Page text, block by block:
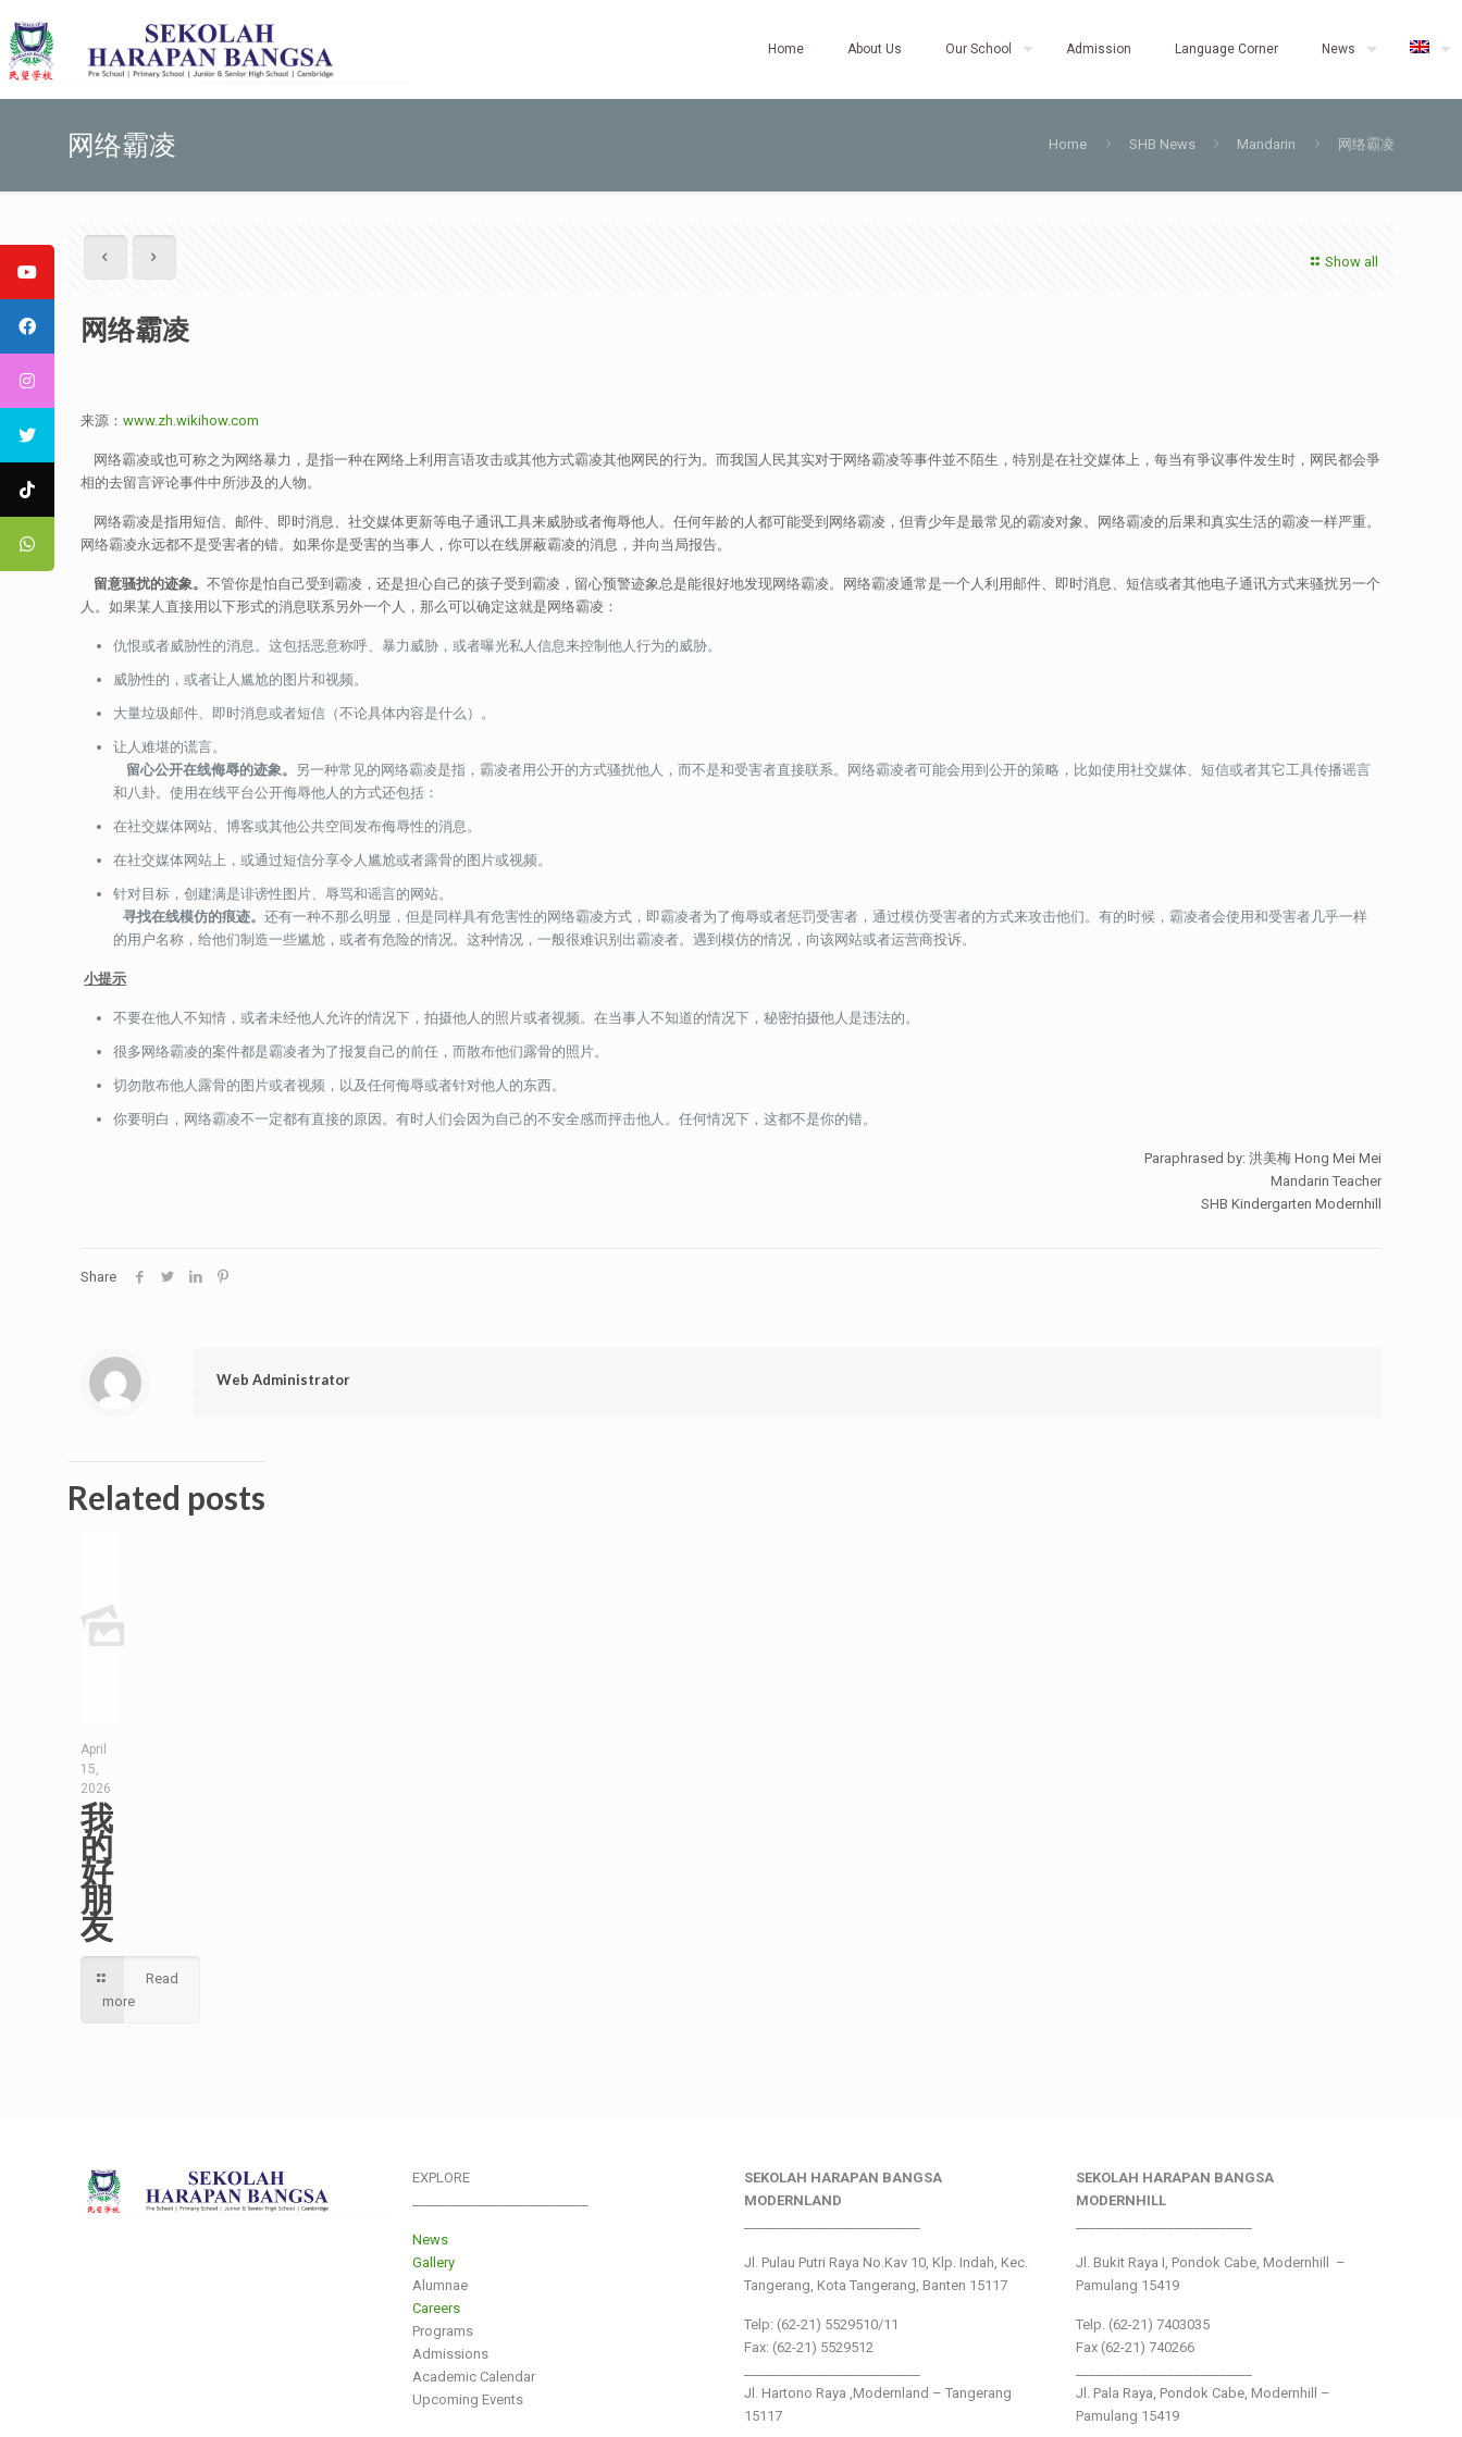
Home About Us Our School Admission Language Corner News
网络霸凌 Home SHB News Mandarin 网络霸凌
Show all
网络霸凌
来源：www.zh.wikihow.com
网络霸凌或也可称之为网络暴力，是指一种在网络上利用言语攻击或其他方式霸凌其他网民的行为。而我国人民其实对于网络霸凌等事件並不陌生，特別是在社交媒体上，每当有爭议事件发生时，网民都会爭
相的去留言评论事件中所涉及的人物。
网络霸凌是指用短信、邮件、即时消息、社交媒体更新等电子通讯工具来威胁或者侮辱他人。任何年龄的人都可能受到网络霸凌，但青少年是最常见的霸凌对象。网络霸凌的后果和真实生活的霸凌一样严重。
网络霸凌永远都不是受害者的错。如果你是受害的当事人，你可以在线屏蔽霸凌的消息，并向当局报告。
留意骚扰的迹象。不管你是怕自己受到霸凌，还是担心自己的孩子受到霸凌，留心预警迹象总是能很好地发现网络霸凌。网络霸凌通常是一个人利用邮件、即时消息、短信或者其他电子通讯方式来骚扰另一个
人。如果某人直接用以下形式的消息联系另外一个人，那么可以确定这就是网络霸凌：
仇恨或者威胁性的消息。这包括恶意称呼、暴力威胁，或者曝光私人信息来控制他人行为的威胁。
威胁性的，或者让人尴尬的图片和视频。
大量垃圾邮件、即时消息或者短信（不论具体内容是什么）。
让人难堪的谎言。
留心公开在线侮辱的迹象。
另一种常见的网络霸凌是指，霸凌者用公开的方式骚扰他人，而不是和受害者直接联系。网络霸凌者可能会用到公开的策略，比如使用社交媒体、短信或者其它工具传播谣言
和八卦。使用在线平台公开侮辱他人的方式还包括：
在社交媒体网站、博客或其他公共空间发布侮辱性的消息。
在社交媒体网站上，或通过短信分享令人尴尬或者露骨的图片或视频。
针对目标，创建满是诽谤性图片、辱骂和谣言的网站。
寻找在线模仿的痕迹。还有一种不那么明显，但是同样具有危害性的网络霸凌方式，即霸凌者为了侮辱或者惩罚受害者，通过模仿受害者的方式来攻击他们。有的时候，霸凌者会使用和受害者几乎一样
的用户名称，给他们制造一些尴尬，或者有危险的情况。这种情况，一般很难识别出霸凌者。遇到模仿的情况，向该网站或者运营商投诉。
小提示
不要在他人不知情，或者未经他人允许的情况下，拍摄他人的照片或者视频。在当事人不知道的情况下，秘密拍摄他人是违法的。
很多网络霸凌的案件都是霸凌者为了报复自己的前任，而散布他们露骨的照片。
切勿散布他人露骨的图片或者视频，以及任何侮辱或者针对他人的东西。
你要明白，网络霸凌不一定都有直接的原因。有时人们会因为自己的不安全感而抨击他人。任何情况下，这都不是你的错。
Paraphrased by: 洪美梅 Hong Mei Mei
Mandarin Teacher
SHB Kindergarten Modernhill
Share
Web Administrator
Related posts
April
15,
2026
我
的
好
朋
友
Read
more
EXPLORE
News
Gallery
Alumnae
Careers
Programs
Admissions
Academic Calendar
Upcoming Events
SEKOLAH HARAPAN BANGSA
MODERNLAND
Jl. Pulau Putri Raya No.Kav 10, Klp. Indah, Kec.
Tangerang, Kota Tangerang, Banten 15117
Telp: (62-21) 5529510/11
Fax: (62-21) 5529512
Jl. Hartono Raya ,Modernland – Tangerang
15117
SEKOLAH HARAPAN BANGSA
MODERNHILL
Jl. Bukit Raya I, Pondok Cabe, Modernhill –
Pamulang 15419
Telp. (62-21) 7403035
Fax (62-21) 740266
Jl. Pala Raya, Pondok Cabe, Modernhill –
Pamulang 15419